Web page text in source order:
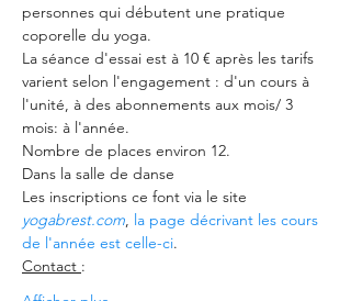
personnes qui débutent une pratique
coporelle du yoga.
La séance d'essai est à 10 € après les tarifs
varient selon l'engagement : d'un cours à
l'unité, à des abonnements aux mois/ 3
mois: à l'année.
Nombre de places environ 12.
Dans la salle de danse
Les inscriptions ce font via le site
yogabrest.com, la page décrivant les cours
de l'année est celle-ci.
Contact :